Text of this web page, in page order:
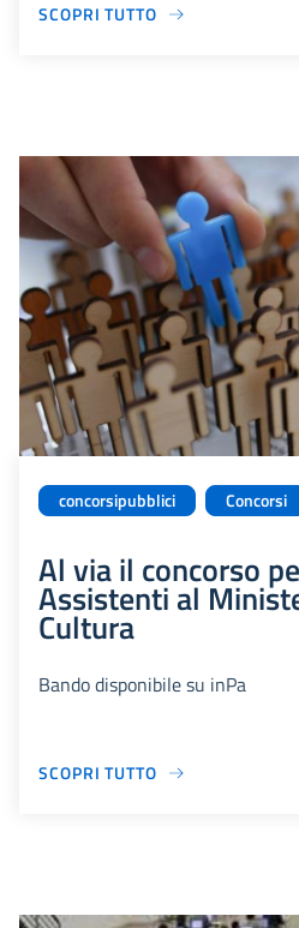
SCOPRI TUTTO
concorsipubblici Concorsi
Al via il concorso
Assistenti al
Cultura
Bando disponibile su inPa
SCOPRI TUTTO